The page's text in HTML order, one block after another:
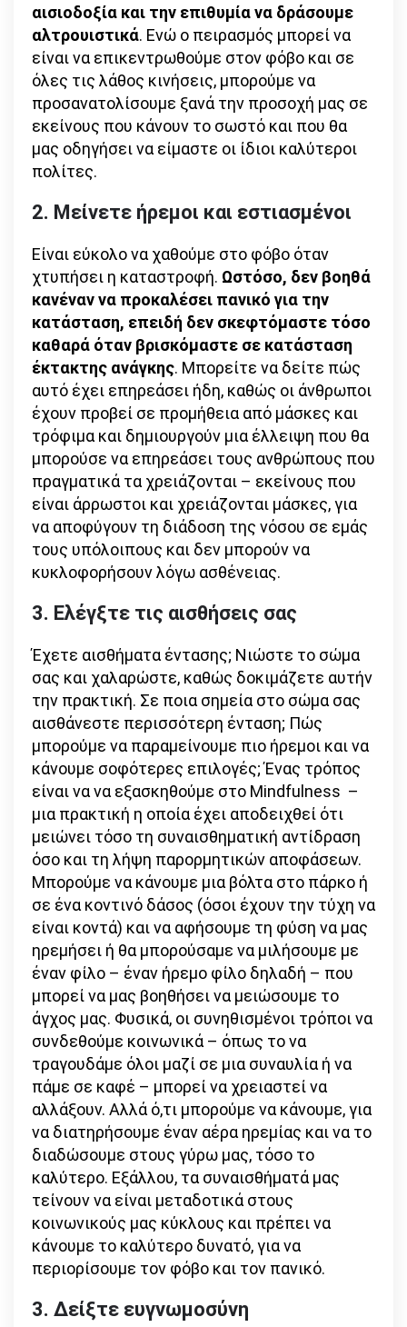
αισιοδοξία και την επιθυμία να δράσουμε
αλτρουιστικά. Ενώ ο πειρασμός μπορεί να
είναι να επικεντρωθούμε στον φόβο και σε
όλες τις λάθος κινήσεις, μπορούμε να
προσανατολίσουμε ξανά την προσοχή μας σε
εκείνους που κάνουν το σωστό και που θα
μας οδηγήσει να είμαστε οι ίδιοι καλύτεροι
πολίτες.
2. Μείνετε ήρεμοι και εστιασμένοι
Είναι εύκολο να χαθούμε στο φόβο όταν
χτυπήσει η καταστροφή. Ωστόσο, δεν βοηθά
κανέναν να προκαλέσει πανικό για την
κατάσταση, επειδή δεν σκεφτόμαστε τόσο
καθαρά όταν βρισκόμαστε σε κατάσταση
έκτακτης ανάγκης. Μπορείτε να δείτε πώς
αυτό έχει επηρεάσει ήδη, καθώς οι άνθρωποι
έχουν προβεί σε προμήθεια από μάσκες και
τρόφιμα και δημιουργούν μια έλλειψη που θα
μπορούσε να επηρεάσει τους ανθρώπους που
πραγματικά τα χρειάζονται – εκείνους που
είναι άρρωστοι και χρειάζονται μάσκες, για
να αποφύγουν τη διάδοση της νόσου σε εμάς
τους υπόλοιπους και δεν μπορούν να
κυκλοφορήσουν λόγω ασθένειας.
3. Ελέγξτε τις αισθήσεις σας
Έχετε αισθήματα έντασης; Νιώστε το σώμα
σας και χαλαρώστε, καθώς δοκιμάζετε αυτήν
την πρακτική. Σε ποια σημεία στο σώμα σας
αισθάνεστε περισσότερη ένταση; Πώς
μπορούμε να παραμείνουμε πιο ήρεμοι και να
κάνουμε σοφότερες επιλογές; Ένας τρόπος
είναι να να εξασκηθούμε στο Mindfulness –
μια πρακτική η οποία έχει αποδειχθεί ότι
μειώνει τόσο τη συναισθηματική αντίδραση
όσο και τη λήψη παρορμητικών αποφάσεων.
Μπορούμε να κάνουμε μια βόλτα στο πάρκο ή
σε ένα κοντινό δάσος (όσοι έχουν την τύχη να
είναι κοντά) και να αφήσουμε τη φύση να μας
ηρεμήσει ή θα μπορούσαμε να μιλήσουμε με
έναν φίλο – έναν ήρεμο φίλο δηλαδή – που
μπορεί να μας βοηθήσει να μειώσουμε το
άγχος μας. Φυσικά, οι συνηθισμένοι τρόποι να
συνδεθούμε κοινωνικά – όπως το να
τραγουδάμε όλοι μαζί σε μια συναυλία ή να
πάμε σε καφέ – μπορεί να χρειαστεί να
αλλάξουν. Αλλά ό,τι μπορούμε να κάνουμε, για
να διατηρήσουμε έναν αέρα ηρεμίας και να το
διαδώσουμε στους γύρω μας, τόσο το
καλύτερο. Εξάλλου, τα συναισθήματά μας
τείνουν να είναι μεταδοτικά στους
κοινωνικούς μας κύκλους και πρέπει να
κάνουμε το καλύτερο δυνατό, για να
περιορίσουμε τον φόβο και τον πανικό.
3. Δείξτε ευγνωμοσύνη